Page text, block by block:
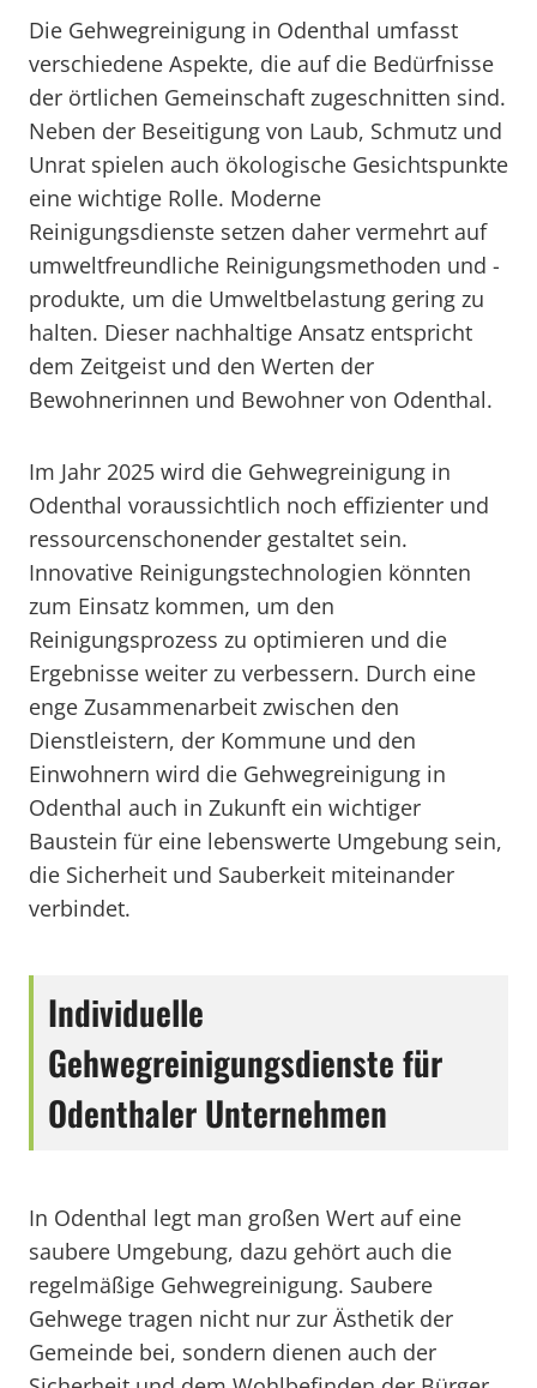
Die Gehwegreinigung in Odenthal umfasst
verschiedene Aspekte, die auf die Bedürfnisse
der örtlichen Gemeinschaft zugeschnitten sind.
Neben der Beseitigung von Laub, Schmutz und
Unrat spielen auch ökologische Gesichtspunkte
eine wichtige Rolle. Moderne
Reinigungsdienste setzen daher vermehrt auf
umweltfreundliche Reinigungsmethoden und -
produkte, um die Umweltbelastung gering zu
halten. Dieser nachhaltige Ansatz entspricht
dem Zeitgeist und den Werten der
Bewohnerinnen und Bewohner von Odenthal.
Im Jahr 2025 wird die Gehwegreinigung in
Odenthal voraussichtlich noch effizienter und
ressourcenschonender gestaltet sein.
Innovative Reinigungstechnologien könnten
zum Einsatz kommen, um den
Reinigungsprozess zu optimieren und die
Ergebnisse weiter zu verbessern. Durch eine
enge Zusammenarbeit zwischen den
Dienstleistern, der Kommune und den
Einwohnern wird die Gehwegreinigung in
Odenthal auch in Zukunft ein wichtiger
Baustein für eine lebenswerte Umgebung sein,
die Sicherheit und Sauberkeit miteinander
verbindet.
Individuelle
Gehwegreinigungsdienste für
Odenthaler Unternehmen
In Odenthal legt man großen Wert auf eine
saubere Umgebung, dazu gehört auch die
regelmäßige Gehwegreinigung. Saubere
Gehwege tragen nicht nur zur Ästhetik der
Gemeinde bei, sondern dienen auch der